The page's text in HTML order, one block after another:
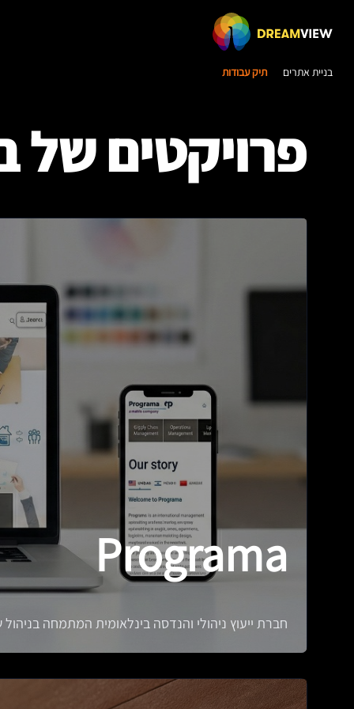
בניית אתרים תיק עבודות
פרויקטים של
Programa
חברת ייעוץ ניהולי והנדסה בינלאומית המתמחה